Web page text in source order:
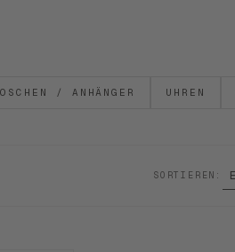
/ ANHÄNGER UHREN
SORTIEREN: